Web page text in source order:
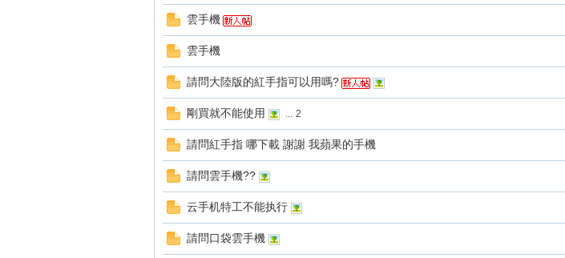
雲手機
雲手機
請問大陸版的紅手指可以用嗎?
剛買就不能使用 ... 2
請問紅手指 哪下載 謝謝 我蘋果的手機
請問雲手機??
云手机特工不能执行
請問口袋雲手機